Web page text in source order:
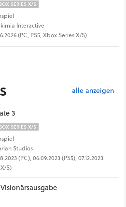
SERIES X/S
Interactive
(PC, PS5, Xbox Series X/S)
alle anzeigen
3
SERIES X/S
Studios
(PC), 06.09.2023 (PS5), 07.12.2023
S)